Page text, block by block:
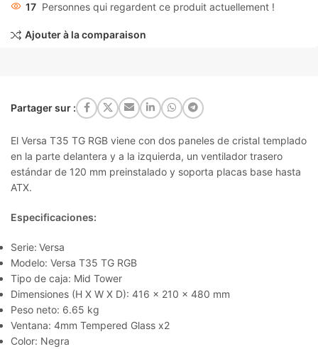
17 Personnes qui regardent ce produit actuellement !
Ajouter à la comparaison
Partager sur :
El Versa T35 TG RGB viene con dos paneles de cristal templado
en la parte delantera y a la izquierda, un ventilador trasero
estándar de 120 mm preinstalado y soporta placas base hasta
ATX.
Especificaciones:
Serie: Versa
Modelo: Versa T35 TG RGB
Tipo de caja: Mid Tower
Dimensiones (H X W X D): 416 x 210 x 480 mm
Peso neto: 6.65 kg
Ventana: 4mm Tempered Glass x2
Color: Negra